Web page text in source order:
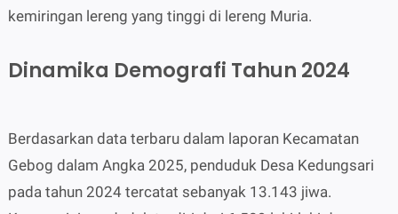
kemiringan lereng yang tinggi di lereng Muria.
Dinamika Demografi Tahun 2024
Berdasarkan data terbaru dalam laporan Kecamatan
Gebog dalam Angka 2025, penduduk Desa Kedungsari
pada tahun 2024 tercatat sebanyak 13.143 jiwa.